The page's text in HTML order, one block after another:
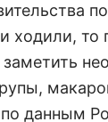
ходили,
данным